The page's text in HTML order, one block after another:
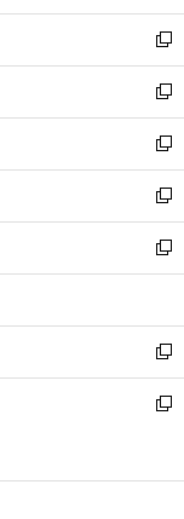
開
く
ウ
で
開
く
ン
ド
ウ
で
開
く
ウ
ィ
ン
ド
ウ
で
開
く
新
し
い
ウ
ィ
ン
ド
ウ
で
開
新
し
い
ウ
ィ
ン
ド
ウ
開
く
新
し
い
ウ
ィ
ン
ウ
で
開
く
新
し
い
ウ
ン
ド
ウ
で
新
し
ウ
ィ
ン
ド
開
新
し
い
ン
新
ウ